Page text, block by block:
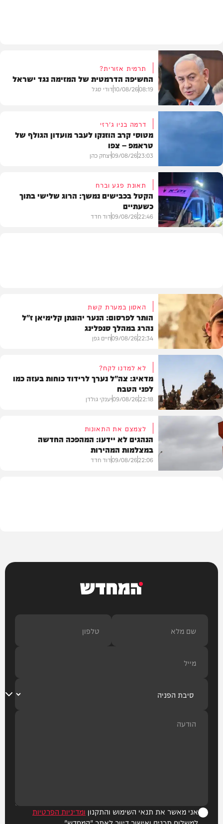
תרמית אזורית?
החשיפה הדרמטית של המזימה נגד ישראל
08:19
10/08/26דודי סגל
וידאו
דרמה בניו ג'רזי
מטוסי קרב הוזנקו לעבר מועדון הגולף של
טראמפ – צפו
23:03
09/08/26יצחק כהן
תאונת פגע וברח
הקטל בכבישים נמשך: הרוג שלישי בתוך
כשעתיים
22:46
09/08/26דוד חדד
חרדים
האסון במערת קשת
הותר לפרסום: הנער יהונתן קלימיאן ז"ל
נהרג במהלך סנפלינג
22:34
09/08/26חיים גפן
לא למדנו לקח?
מדאיג: צה"ל נערך לרידוד כוחות בעזה כמו
לפני הטבח
22:18
09/08/26יענקי גולדן
לצמצם את התאונות
הנהגים לא יידעו: המהפכה החדשה
במצלמות המהירות
22:06
09/08/26דוד חדד
המחדש
אני מאשר את תנאי השימוש והתקנון ומדיניות הפרטיות